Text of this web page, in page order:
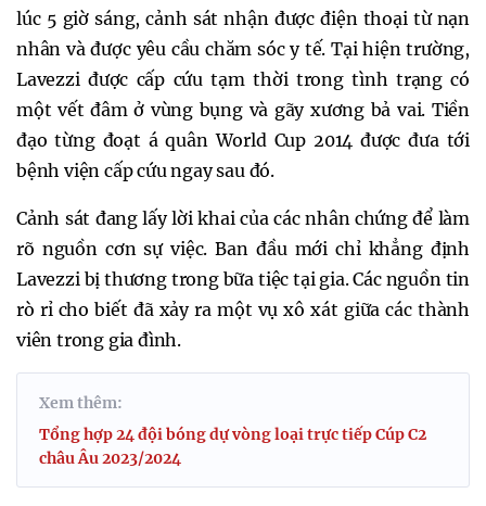
lúc 5 giờ sáng, cảnh sát nhận được điện thoại từ nạn
nhân và được yêu cầu chăm sóc y tế. Tại hiện trường,
Lavezzi được cấp cứu tạm thời trong tình trạng có
một vết đâm ở vùng bụng và gãy xương bả vai. Tiền
đạo từng đoạt á quân World Cup 2014 được đưa tới
bệnh viện cấp cứu ngay sau đó.
Cảnh sát đang lấy lời khai của các nhân chứng để làm
rõ nguồn cơn sự việc. Ban đầu mới chỉ khẳng định
Lavezzi bị thương trong bữa tiệc tại gia. Các nguồn tin
rò rỉ cho biết đã xảy ra một vụ xô xát giữa các thành
viên trong gia đình.
Xem thêm:
Tổng hợp 24 đội bóng dự vòng loại trực tiếp Cúp C2
châu Âu 2023/2024